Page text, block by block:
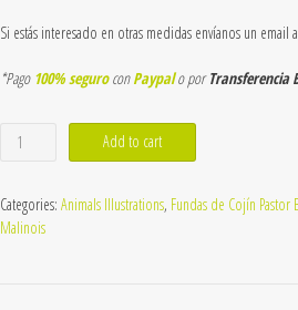
Si estás interesado en otras medidas envíanos un email a
*Pago 100% seguroconPaypalo porTransferencia
Funda
de
Pastor
Add to cart
Categories: Animals Illustrations, Fundas de Cojín Pastor
Malinois